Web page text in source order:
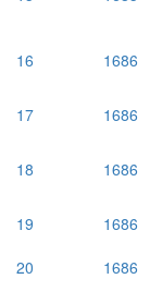
16 1686
17 1686
18 1686
19 1686
20
1686